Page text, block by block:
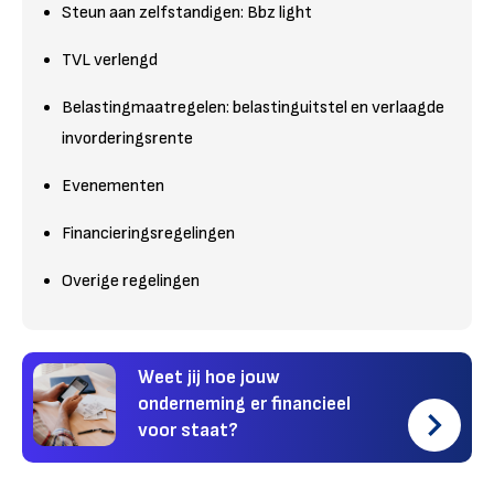
Steun aan zelfstandigen: Bbz light
TVL verlengd
Belastingmaatregelen: belastinguitstel en verlaagde
invorderingsrente
Evenementen
Financieringsregelingen
Overige regelingen
Weet jij hoe jouw
onderneming er financieel
voor staat?